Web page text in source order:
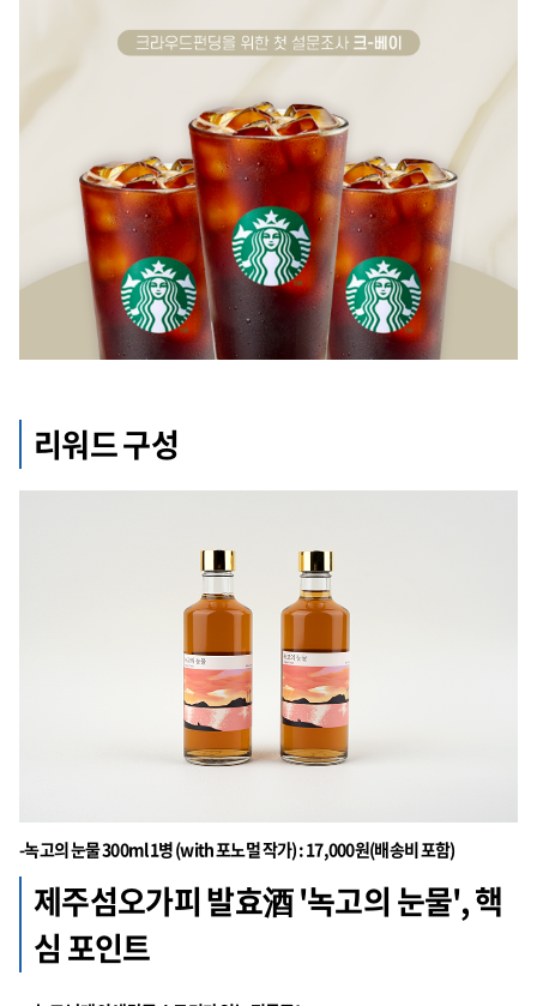
리워드 구성
-녹고의 눈물 300ml 1병 (with 포노멀 작가) : 17,000원(배송비 포함)
제주섬오가피 발효酒 '녹고의 눈물', 핵
심 포인트